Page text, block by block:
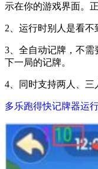
示在你的游戏界面。
2、运行时别人是看不
3、全自动记牌，不需
下一局的记牌。
4、同时支持两人、三
多乐跑得快记牌器运